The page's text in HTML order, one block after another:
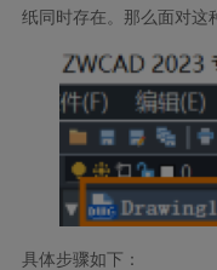
纸同时存在。那么面对这
具体步骤如下：